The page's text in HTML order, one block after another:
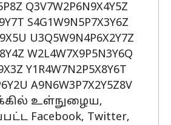
Q3V7W2P6N9X4Y5Z
S4G1W9N5P7X3Y6Z
U3Q5W9N4P6X2Y7Z
W2L4W7X9P5N3Y6Q
Y1R4W7N2P5X8Y6T
A9N6W3P7X2Y5Z8V
உள்நுழைய,
Facebook, Twitter,